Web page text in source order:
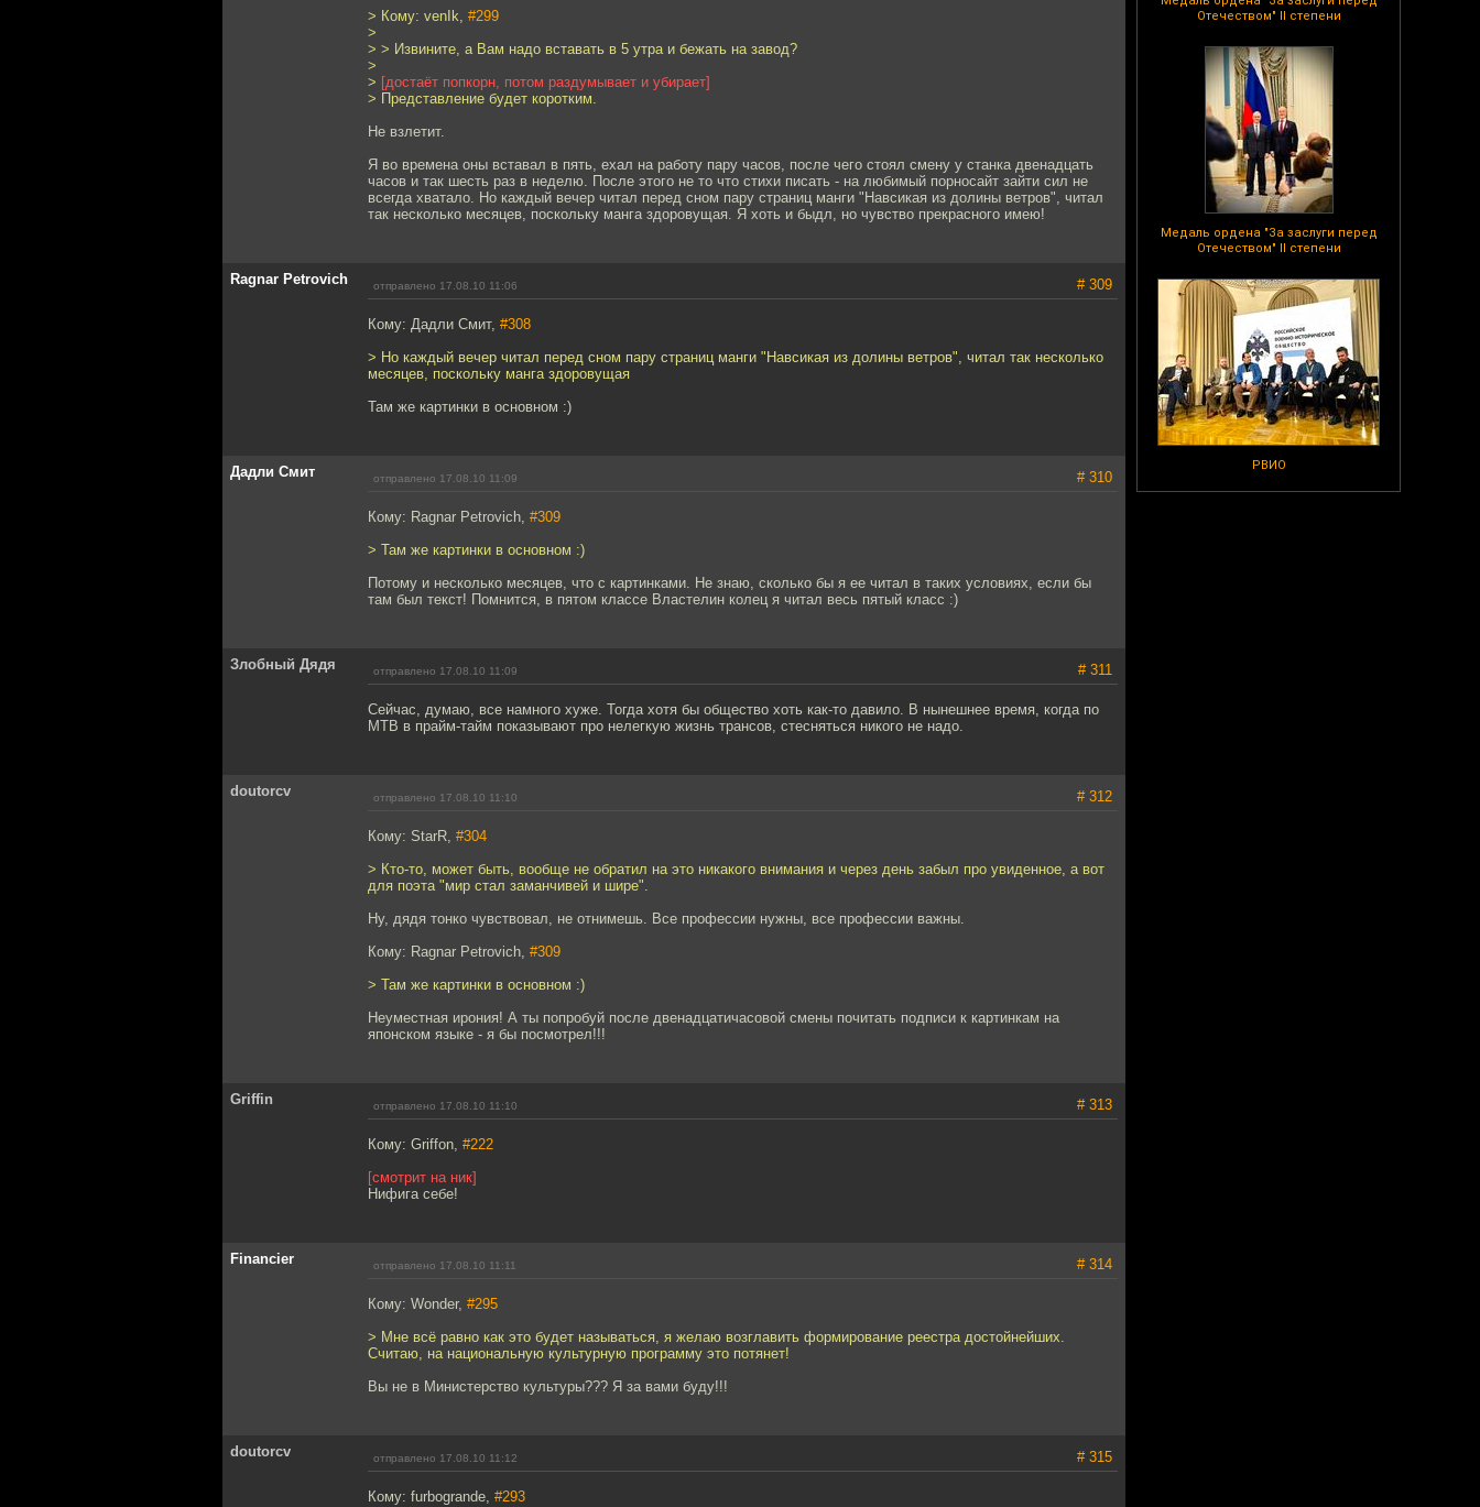
Отечеством" II степени
Медаль ордена "За заслуги перед
Отечеством" II степени
РВИО
> Кому: venIk, #299
>
> > Извините, а Вам надо вставать в 5 утра и бежать на завод?
>
> [достаёт попкорн, потом раздумывает и убирает]
> Представление будет коротким.
Не взлетит.
Я во времена оны вставал в пять, ехал на работу пару часов, после чего стоял смену у станка двенадцать
часов и так шесть раз в неделю. После этого не то что стихи писать - на любимый порносайт зайти сил не
всегда хватало. Но каждый вечер читал перед сном пару страниц манги "Навсикая из долины ветров", читал
так несколько месяцев, поскольку манга здоровущая. Я хоть и быдл, но чувство прекрасного имею!
Ragnar Petrovich отправлено 17.08.10 11:06 # 309
Кому: Дадли Смит, #308
> Но каждый вечер читал перед сном пару страниц манги "Навсикая из долины ветров", читал так несколько
месяцев, поскольку манга здоровущая
Там же картинки в основном :)
Дадли Смит отправлено 17.08.10 11:09 # 310
Кому: Ragnar Petrovich, #309
> Там же картинки в основном :)
Потому и несколько месяцев, что с картинками. Не знаю, сколько бы я ее читал в таких условиях, если бы
там был текст! Помнится, в пятом классе Властелин колец я читал весь пятый класс :)
Злобный Дядя отправлено 17.08.10 11:09 # 311
Сейчас, думаю, все намного хуже. Тогда хотя бы общество хоть как-то давило. В нынешнее время, когда по
МТВ в прайм-тайм показывают про нелегкую жизнь трансов, стесняться никого не надо.
doutorcv отправлено 17.08.10 11:10 # 312
Кому: StarR, #304
> Кто-то, может быть, вообще не обратил на это никакого внимания и через день забыл про увиденное, а вот
для поэта "мир стал заманчивей и шире".
Ну, дядя тонко чувствовал, не отнимешь. Все профессии нужны, все профессии важны.
Кому: Ragnar Petrovich, #309
> Там же картинки в основном :)
Неуместная ирония! А ты попробуй после двенадцатичасовой смены почитать подписи к картинкам на
японском языке - я бы посмотрел!!!
Griffin отправлено 17.08.10 11:10 # 313
Кому: Griffon, #222
[смотрит на ник]
Нифига себе!
Financier отправлено 17.08.10 11:11 # 314
Кому: Wonder, #295
> Мне всё равно как это будет называться, я желаю возглавить формирование реестра достойнейших.
Считаю, на национальную культурную программу это потянет!
Вы не в Министерство культуры??? Я за вами буду!!!
doutorcv отправлено 17.08.10 11:12 # 315
Кому: furbogrande, #293